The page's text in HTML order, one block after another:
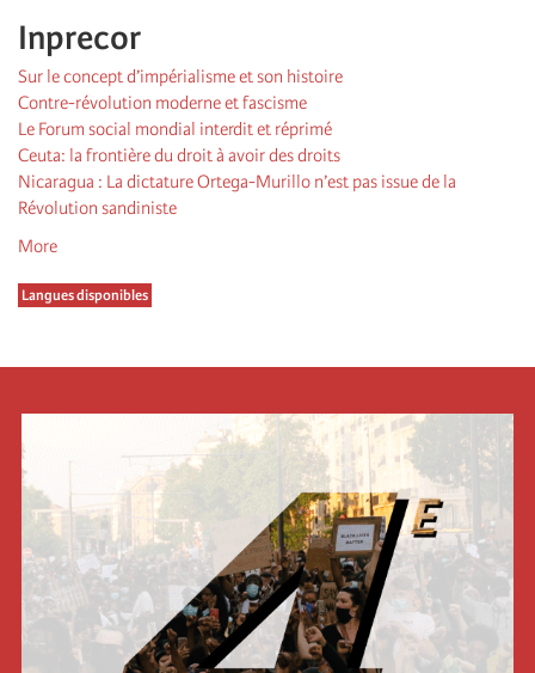
Inprecor
Sur le concept d’impérialisme et son histoire
Contre-révolution moderne et fascisme
Le Forum social mondial interdit et réprimé
Ceuta: la frontière du droit à avoir des droits
Nicaragua : La dictature Ortega-Murillo n’est pas issue de la
Révolution sandiniste
More
Langues disponibles